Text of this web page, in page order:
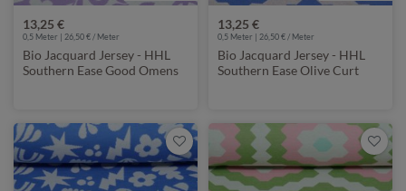
13,25 €
0,5 Meter | 26,50 € / Meter
Bio Jacquard Jersey - HHL
Southern Ease Good Omens
13,25 €
0,5 Meter | 26,50 € / Meter
Bio Jacquard Jersey - HHL
Southern Ease Olive Curt